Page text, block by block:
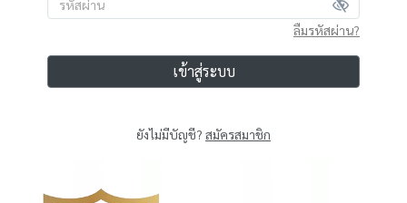
ลืมรหัสผ่าน?
เข้าสู่ระบบ
ยังไม่มีบัญชี? สมัครสมาชิก